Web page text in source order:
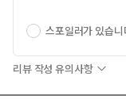
스포일러가 있습니
리뷰 작성 유의사항